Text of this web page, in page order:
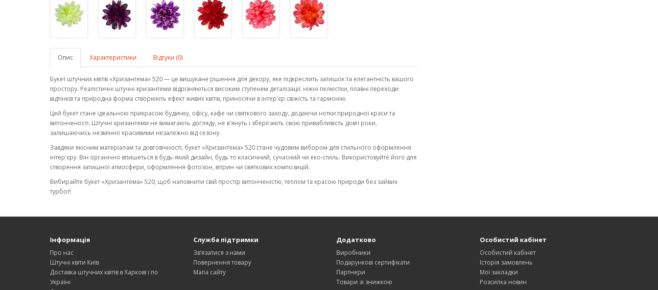
Опис Характеристики Відгуки (0)
Букет штучних квітів «Хризантема» 520 — це вишукане рішення для декору, яке підкреслить затишок та елегантність вашого
простору. Реалістичні штучні хризантеми відрізняються високим ступенем деталізації: ніжні пелюстки, плавні переходи
відтінків та природна форма створюють ефект живих квітів, приносячи в інтер'єр свіжість та гармонію.
Цей букет стане ідеальною прикрасою будинку, офісу, кафе чи святкового заходу, додаючи нотки природної краси та
витонченості. Штучні хризантеми не вимагають догляду, не в'януть і зберігають свою привабливість довгі роки,
залишаючись незмінно красивими незалежно від сезону.
Завдяки якісним матеріалам та довговічності, букет «Хризантема» 520 стане чудовим вибором для стильного оформлення
інтер'єру. Він органічно впишеться в будь-який дизайн, будь то класичний, сучасний чи еко-стиль. Використовуйте його для
створення затишної атмосфери, оформлення фотозон, вітрин чи святкових композицій.
Вибирайте букет «Хризантема» 520, щоб наповнити свій простір витонченістю, теплом та красою природи без зайвих
турбот!
Інформація
Про нас
Штучні квіти Київ
Доставка штучних квітів в Харкові і по
Україні
Служба підтримки
Зв’язатися з нами
Повернення товару
Мапа сайту
Додатково
Виробники
Подарункові сертифікати
Партнери
Товари зі знижкою
Особистий кабінет
Особистий кабінет
Історія замовлень
Мої закладки
Розсилка новин